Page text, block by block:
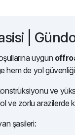
|
uygun
hem de yol
ve
ve zorlu arazilerde
şasileri: